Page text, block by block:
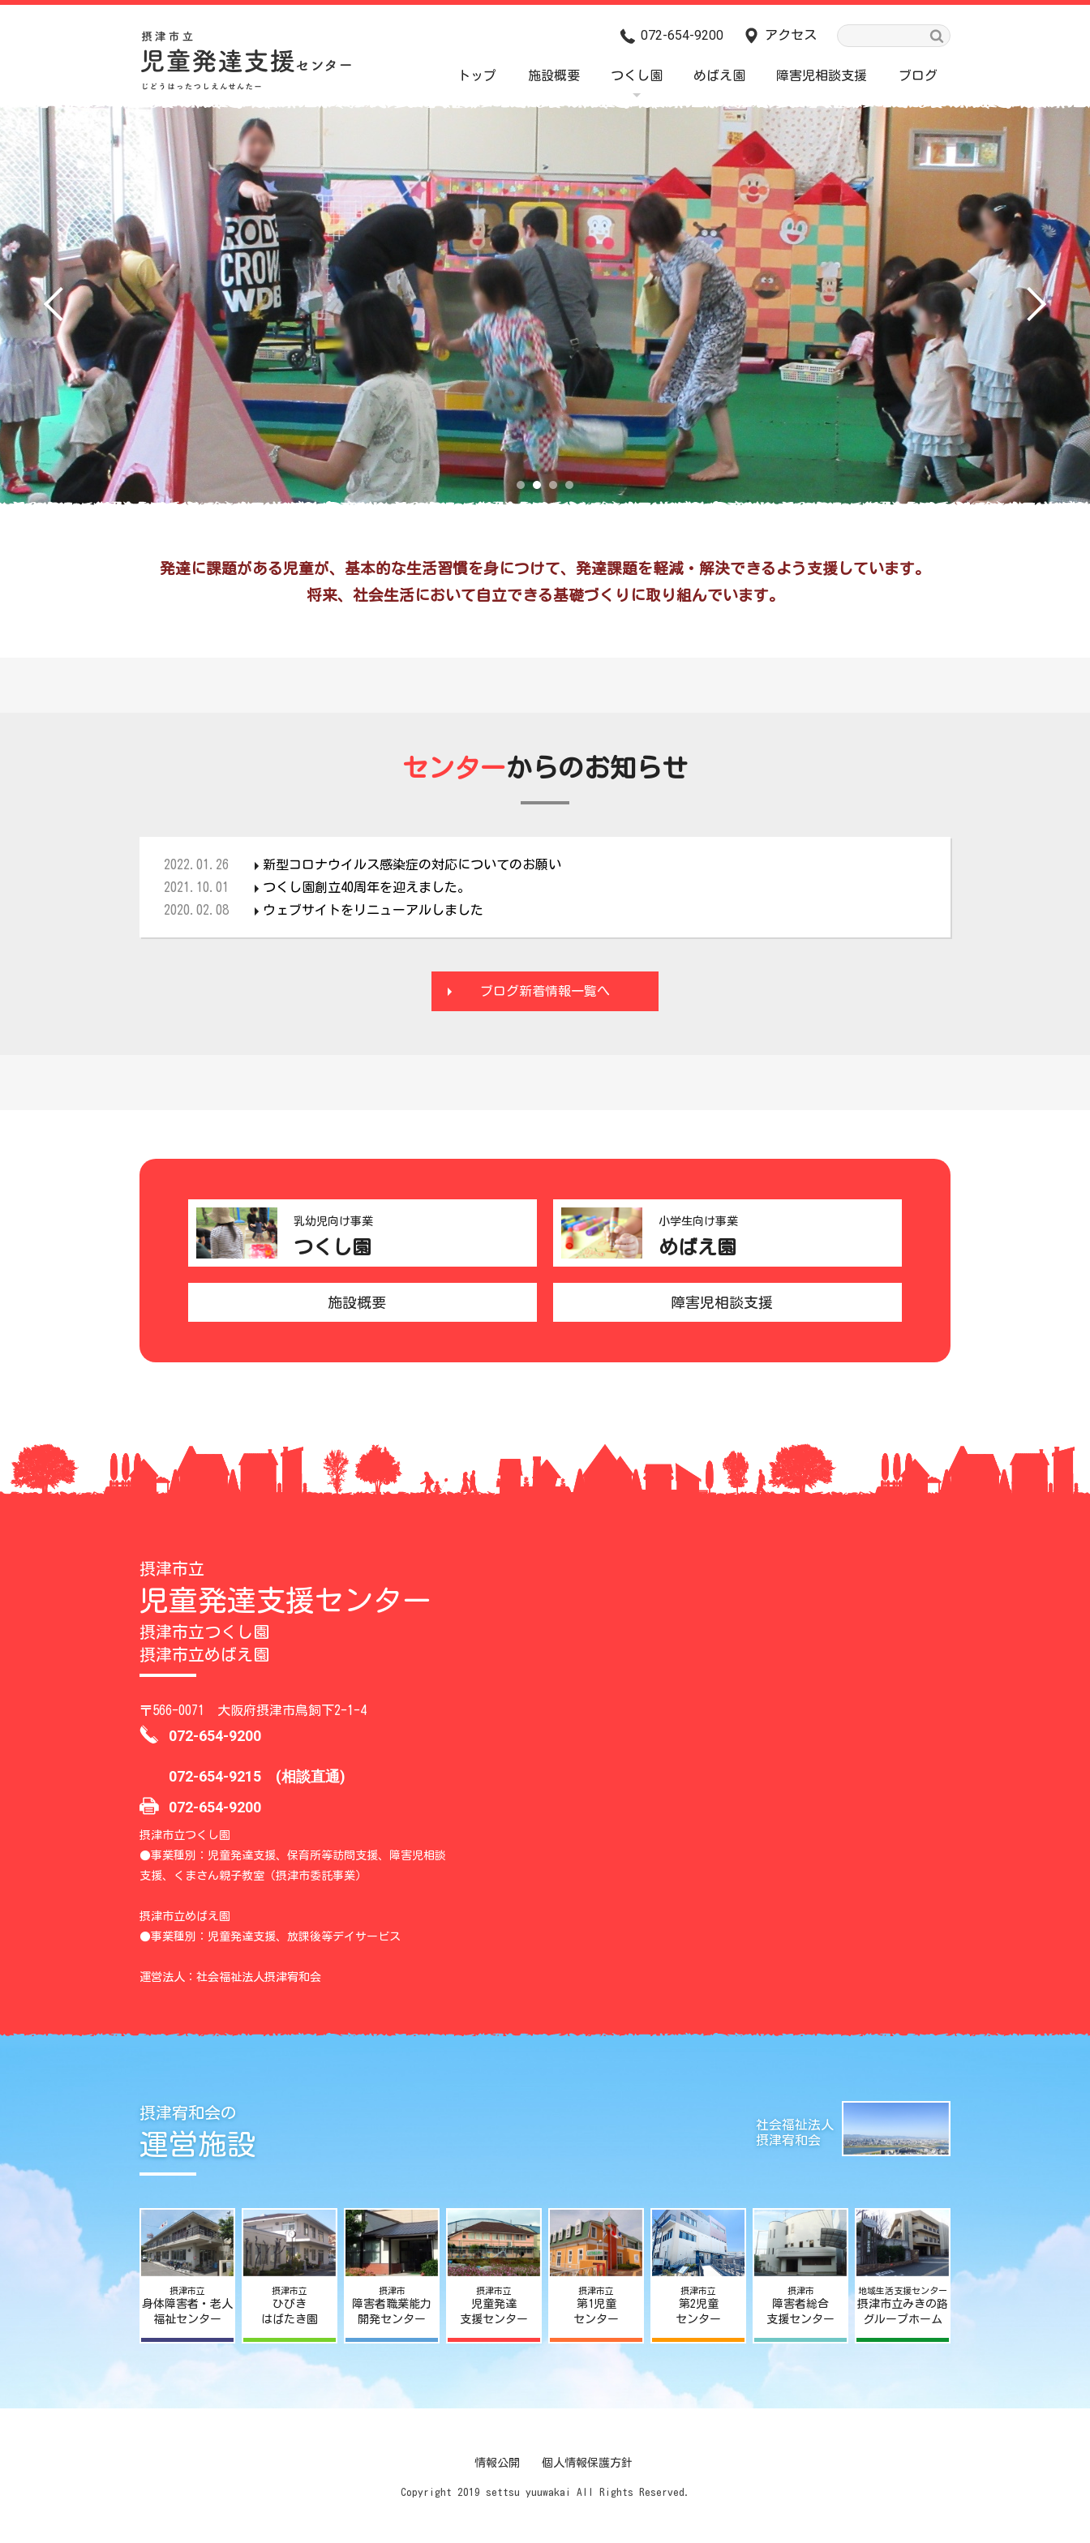
072-654-9200 アクセス
トップ 施設概要 つくし園 めばえ園 障害児相談支援 ブログ
発達に課題がある児童が、基本的な生活習慣を身につけて、発達課題を軽減・解決できるよう支援しています。
将来、社会生活において自立できる基礎づくりに取り組んでいます。
センターからのお知らせ
2022.01.26
新型コロナウイルス感染症の対応についてのお願い
2021.10.01
つくし園創立40周年を迎えました。
2020.02.08
ウェブサイトをリニューアルしました
ブログ新着情報一覧へ
乳幼児向け事業
つくし園
小学生向け事業
めばえ園
施設概要 障害児相談支援
摂津市立
児童発達支援センター
摂津市立つくし園
摂津市立めばえ園
〒566-0071 大阪府摂津市鳥飼下2-1-4
072-654-9200
072-654-9215 (相談直通)
072-654-9200
摂津市立つくし園
●事業種別：児童発達支援、保育所等訪問支援、障害児相談
支援、くまさん親子教室（摂津市委託事業）
摂津市立めばえ園
●事業種別：児童発達支援、放課後等デイサービス
運営法人：社会福祉法人摂津宥和会
摂津宥和会の
運営施設
社会福祉法人
摂津宥和会
摂津市立
身体障害者・老人
福祉センター
摂津市立
ひびき
はばたき園
摂津市
障害者職業能力
開発センター
摂津市立
児童発達
支援センター
摂津市立
第1児童
センター
摂津市立
第2児童
センター
摂津市
障害者総合
支援センター
地域生活支援センター
摂津市立みきの路
グループホーム
情報公開 個人情報保護方針
Copyright 2019 settsu yuuwakai All Rights Reserved.